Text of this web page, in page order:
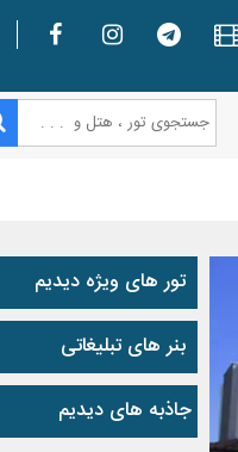
تور های ویژه دیدیم
بنر های تبلیغاتی
جاذبه های دیدیم